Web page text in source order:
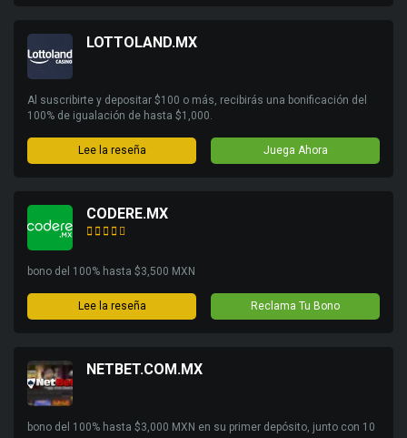
LOTTOLAND.MX
Al suscribirte y depositar $100 o más, recibirás una bonificación del
100% de igualación de hasta $1,000.
Lee la reseña Juega Ahora
CODERE.MX
bono del 100% hasta $3,500 MXN
Lee la reseña Reclama Tu Bono
NETBET.COM.MX
bono del 100% hasta $3,000 MXN en su primer depósito, junto con 10